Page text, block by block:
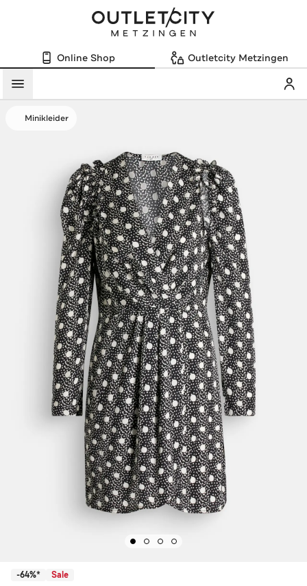
Online Shop Outletcity Metzingen
Menü
Minikleider
-64%* Sale